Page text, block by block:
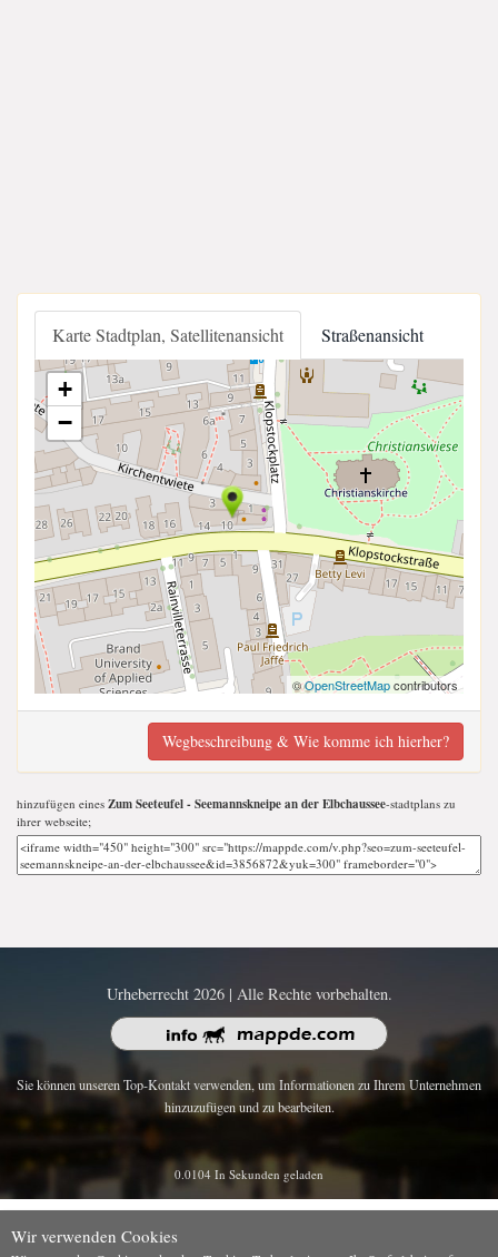
Karte Stadtplan, Satellitenansicht Straßenansicht
+
−
©OpenStreetMapcontributors
Wegbeschreibung & Wie komme ich hierher?
hinzufügen eines Zum Seeteufel - Seemannskneipe an der Elbchaussee-stadtplans zu
ihrer webseite;
Urheberrecht 2026 | Alle Rechte vorbehalten.
Sie können unseren Top-Kontakt verwenden, um Informationen zu Ihrem Unternehmen
hinzuzufügen und zu bearbeiten.
0.0104 In Sekunden geladen
Wir verwenden Cookies